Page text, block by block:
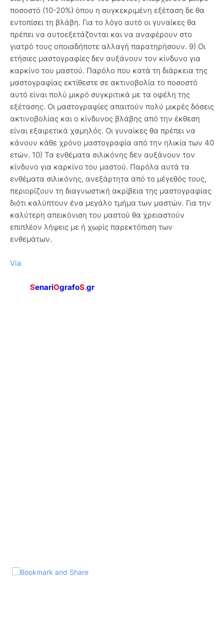
ποσοστό (10-20%) όπου η συγκεκριμένη εξέταση δε θα
εντοπίσει τη βλάβη. Για το λόγο αυτό οι γυναίκες θα
πρέπει να αυτοεξετάζονται και να αναφέρουν στο
γιατρό τους οποιαδήποτε αλλαγή παρατηρήσουν. 9) Οι
ετήσιες μαστογραφίες δεν αυξάνουν τον κίνδυνο για
καρκίνο του μαστού. Παρόλο που κατά τη διάρκεια της
μαστογραφίας εκτίθεστε σε ακτινοβολία το ποσοστό
αυτό είναι πολύ μικρό συγκριτικά με τα οφέλη της
εξέτασης. Οι μαστογραφίες απαιτούν πολύ μικρές δόσεις
ακτινοβολίας και ο κίνδυνος βλάβης από την έκθεση
είναι εξαιρετικά χαμηλός. Οι γυναίκες θα πρέπει να
κάνουν κάθε χρόνο μαστογραφία από την ηλικία των 40
ετών. 10) Τα ενθέματα σιλικόνης δεν αυξάνουν τον
κίνδυνο για καρκίνο του μαστού. Παρόλα αυτά τα
ενθέματα σιλικόνης, ανεξάρτητα από το μέγεθός τους,
περιορίζουν τη διαγνωστική ακρίβεια της μαστογραφίας
διότι καλύπτουν ένα μεγάλο τμήμα των μαστών. Για την
καλύτερη απεικόνιση του μαστού θα χρειαστούν
επιπλέον λήψεις με ή χωρίς παρεκτόπιση των
ενθεμάτων.
Via
SenariOgrafoS.gr